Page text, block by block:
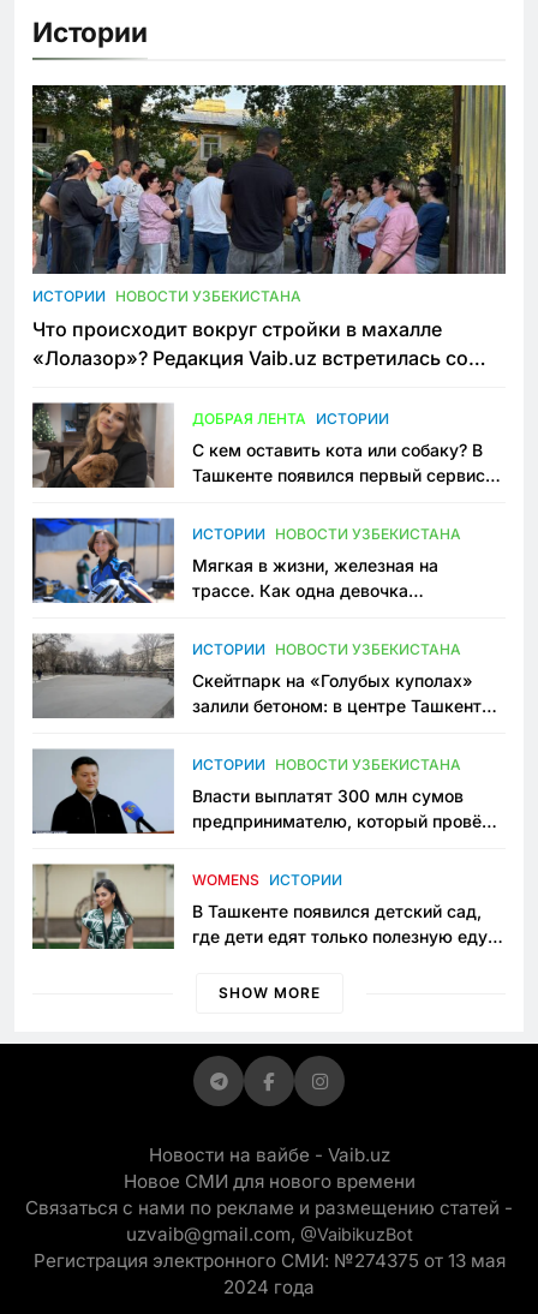
Истории
ИСТОРИИ НОВОСТИ УЗБЕКИСТАНА
Что происходит вокруг стройки в махалле
«Лолазор»? Редакция Vaib.uz встретилась со
ДОБРАЯ ЛЕНТА ИСТОРИИ
С кем оставить кота или собаку? В
Ташкенте появился первый сервис
ИСТОРИИ НОВОСТИ УЗБЕКИСТАНА
Мягкая в жизни, железная на
трассе. Как одна девочка
Узбекистане
ИСТОРИИ НОВОСТИ УЗБЕКИСТАНА
Скейтпарк на «Голубых куполах»
залили бетоном: в центре Ташкента
пространство
ИСТОРИИ НОВОСТИ УЗБЕКИСТАНА
Власти выплатят 300 млн сумов
предпринимателю, который провёл
приговору
WOMENS ИСТОРИИ
В Ташкенте появился детский сад,
где дети едят только полезную еду.
просить «кашу без сахара»
SHOW MORE
Новости на вайбе - Vaib.uz
Новое СМИ для нового времени
Связаться с нами по рекламе и размещению статей -
uzvaib@gmail.com, @VaibikuzBot
Регистрация электронного СМИ: №274375 от 13 мая
2024 года